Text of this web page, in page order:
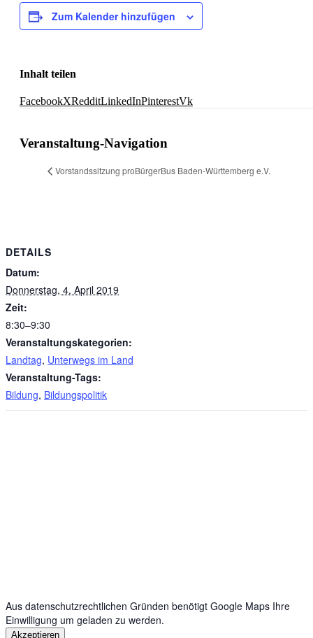
Zum Kalender hinzufügen
Inhalt teilen
FacebookXRedditLinkedInPinterestVk
Veranstaltung-Navigation
Vorstandssitzung proBürgerBus Baden-Württemberg e.V.
DETAILS
Datum:
Donnerstag, 4. April 2019
Zeit:
8:30–9:30
Veranstaltungskategorien:
Landtag, Unterwegs im Land
Veranstaltung-Tags:
Bildung, Bildungspolitik
Aus datenschutzrechtlichen Gründen benötigt Google Maps Ihre
Einwilligung um geladen zu werden.
Akzeptieren